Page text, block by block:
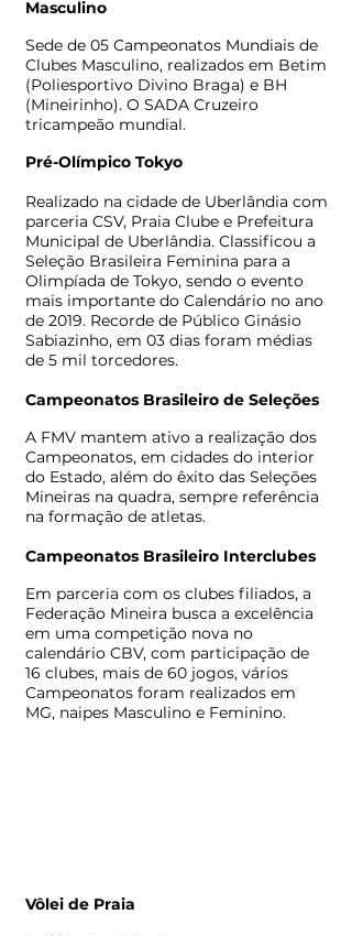
Masculino
Sede de 05 Campeonatos Mundiais de
Clubes Masculino, realizados em Betim
(Poliesportivo Divino Braga) e BH
(Mineirinho). O SADA Cruzeiro
tricampeão mundial.
Pré-Olímpico Tokyo
Realizado na cidade de Uberlândia com
parceria CSV, Praia Clube e Prefeitura
Municipal de Uberlândia. Classificou a
Seleção Brasileira Feminina para a
Olimpíada de Tokyo, sendo o evento
mais importante do Calendário no ano
de 2019. Recorde de Público Ginásio
Sabiazinho, em 03 dias foram médias
de 5 mil torcedores.
Campeonatos Brasileiro de Seleções
A FMV mantem ativo a realização dos
Campeonatos, em cidades do interior
do Estado, além do êxito das Seleções
Mineiras na quadra, sempre referência
na formação de atletas.
Campeonatos Brasileiro Interclubes
Em parceria com os clubes filiados, a
Federação Mineira busca a excelência
em uma competição nova no
calendário CBV, com participação de
16 clubes, mais de 60 jogos, vários
Campeonatos foram realizados em
MG, naipes Masculino e Feminino.
Vôlei de Praia